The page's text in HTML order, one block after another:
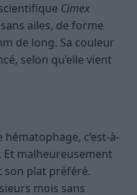
Cimex
ailes, de forme
de long. Sa couleur
selon qu’elle vient
c’est-à-
Et malheureusement
son plat préféré.
mois sans